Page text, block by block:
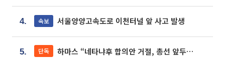
4. 속보 서울양양고속도로 이천터널 앞 사고 발생
5. 단독 하마스 “네타냐후 합의안 거절, 총선 앞두고 시간 끌기”